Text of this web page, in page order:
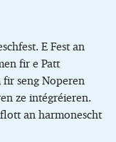
E Fest an
fir e Patt
seng Noperen
ze intégréieren.
an harmonescht